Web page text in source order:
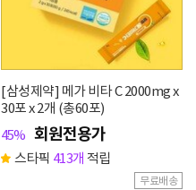
[삼성제약] 메가 비타 C 2000mg x
30포 x 2개 (총60포)
45% 회원전용가
스타픽 413개 적립
무료배송